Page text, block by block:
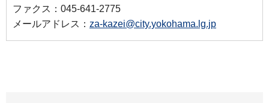
ファクス：045-641-2775
メールアドレス： za-kazei@city.yokohama.lg.jp